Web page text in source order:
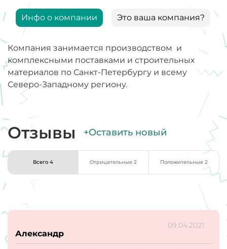
Инфо о компании Это ваша компания?
Компания занимается производством и
комплексными поставками и строительных
материалов по Санкт-Петербургу и всему
Северо-Западному региону.
Отзывы +Оставить новый
Всего 4 Отрицательные 2 Положительные 2
09.04.2021
Александр